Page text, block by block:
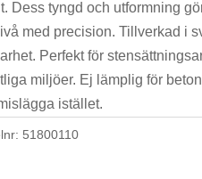
Dess tyngd och utformning
med precision. Tillverkad i
Perfekt för
miljöer. Ej lämplig för
istället.
51800110